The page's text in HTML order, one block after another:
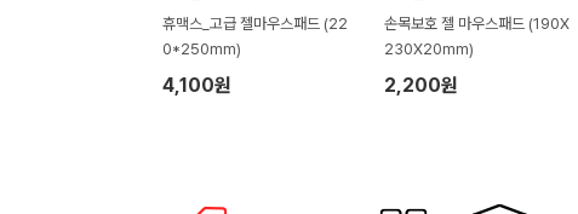
휴맥스_고급 젤마우스패드 (22
0*250mm)
4,100원
손목보호 젤 마우스패드 (190X
230X20mm)
2,200원